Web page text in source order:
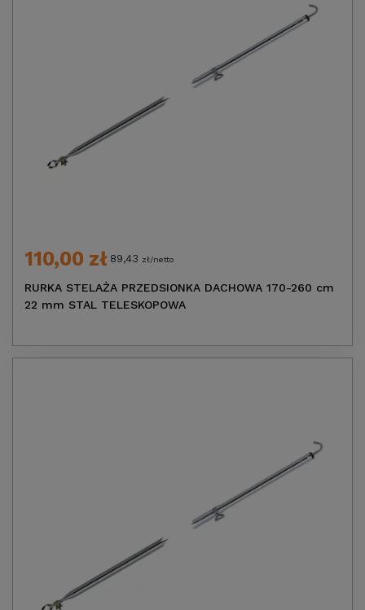
110,00 zł 89,43 zł/netto
RURKA STELAŻA PRZEDSIONKA DACHOWA 170-260 cm
22 mm STAL TELESKOPOWA